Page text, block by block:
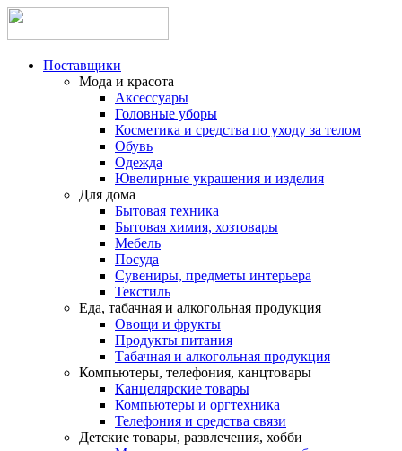
Поставщики
Мода и красота
Аксессуары
Головные уборы
Косметика и средства по уходу за телом
Обувь
Одежда
Ювелирные украшения и изделия
Для дома
Бытовая техника
Бытовая химия, хозтовары
Мебель
Посуда
Сувениры, предметы интерьера
Текстиль
Еда, табачная и алкогольная продукция
Овощи и фрукты
Продукты питания
Табачная и алкогольная продукция
Компьютеры, телефония, канцтовары
Канцелярские товары
Компьютеры и оргтехника
Телефония и средства связи
Детские товары, развлечения, хобби